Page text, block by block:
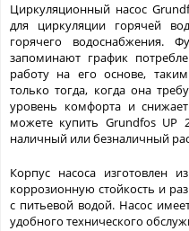
Циркуляционный насос
для циркуляции горячей
горячего водоснабжения.
запоминают график
работу на его основе,
только тогда, когда она
уровень комфорта и
можете купить Grundfos UP
наличный или безналичный
Корпус насоса изготовлен
коррозионную стойкость и
с питьевой водой. Насос
удобного технического